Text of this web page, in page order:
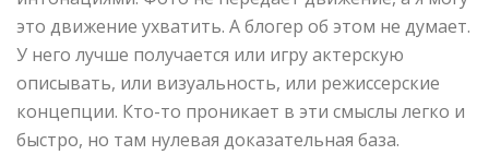
это движение ухватить. А блогер об этом не думает.
У него лучше получается или игру актерскую
описывать, или визуальность, или режиссерские
концепции. Кто-то проникает в эти смыслы легко и
быстро, но там нулевая доказательная база.